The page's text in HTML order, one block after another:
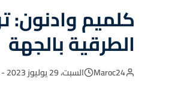
كلميم وادنون:
الطرقية بالجهة
Maroc24 السبت، 29 يوليوز 2023 - 13:38